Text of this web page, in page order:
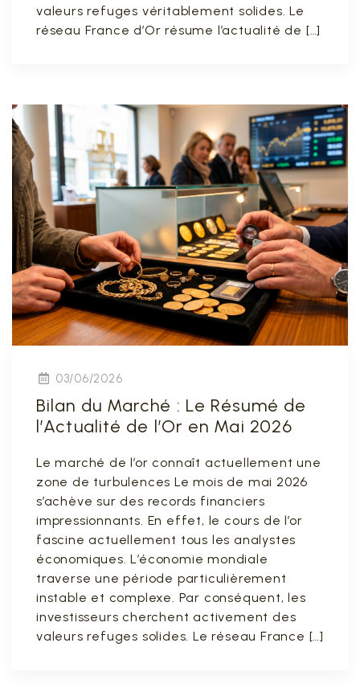
valeurs refuges véritablement solides. Le
réseau France d’Or résume l’actualité de […]
03/06/2026
Bilan du Marché : Le Résumé de
l’Actualité de l’Or en Mai 2026
Le marché de l’or connaît actuellement une
zone de turbulences Le mois de mai 2026
s’achève sur des records financiers
impressionnants. En effet, le cours de l’or
fascine actuellement tous les analystes
économiques. L’économie mondiale
traverse une période particulièrement
instable et complexe. Par conséquent, les
investisseurs cherchent activement des
valeurs refuges solides. Le réseau France […]